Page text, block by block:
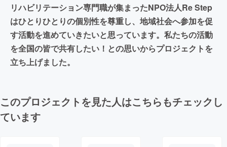
リハビリテーション専門職が集まったNPO法人Re Step
はひとりひとりの個別性を尊重し、地域社会へ参加を促
す活動を進めていきたいと思っています。私たちの活動
を全国の皆で共有したい！との思いからプロジェクトを
立ち上げました。
このプロジェクトを見た人はこちらもチェックし
ています